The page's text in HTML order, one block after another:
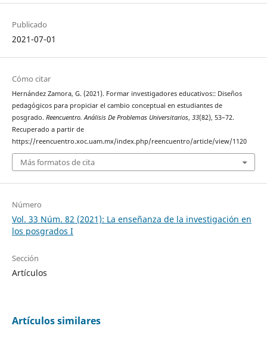
Publicado
2021-07-01
Cómo citar
Hernández Zamora, G. (2021). Formar investigadores educativos:: Diseños
pedagógicos para propiciar el cambio conceptual en estudiantes de
posgrado. Reencuentro. Análisis De Problemas Universitarios, 33(82), 53–72.
Recuperado a partir de
https://reencuentro.xoc.uam.mx/index.php/reencuentro/article/view/1120
Más formatos de cita
Número
Vol. 33 Núm. 82 (2021): La enseñanza de la investigación en
los posgrados I
Sección
Artículos
Artículos similares